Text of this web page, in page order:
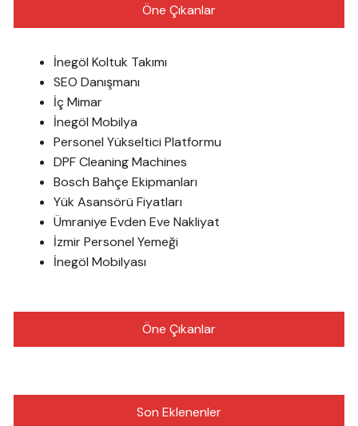
Öne Çıkanlar
İnegöl Koltuk Takımı
SEO Danışmanı
İç Mimar
İnegöl Mobilya
Personel Yükseltici Platformu
DPF Cleaning Machines
Bosch Bahçe Ekipmanları
Yük Asansörü Fiyatları
Ümraniye Evden Eve Nakliyat
İzmir Personel Yemeği
İnegöl Mobilyası
Öne Çıkanlar
Son Eklenenler